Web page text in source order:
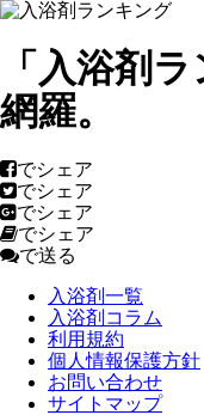
「入浴剤
網羅。
でシェア
でシェア
でシェア
でシェア
で送る
入浴剤一覧
入浴剤コラム
利用規約
個人情報保護方針
お問い合わせ
サイトマップ